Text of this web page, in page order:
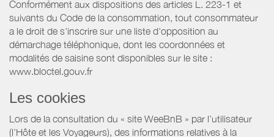
Conformément aux dispositions des articles L. 223-1 et
suivants du Code de la consommation, tout consommateur
a le droit de s'inscrire sur une liste d'opposition au
démarchage téléphonique, dont les coordonnées et
modalités de saisine sont disponibles sur le site :
www.bloctel.gouv.fr
Les cookies
Lors de la consultation du « site WeeBnB » par l’utilisateur
(l’Hôte et les Voyageurs), des informations relatives à la